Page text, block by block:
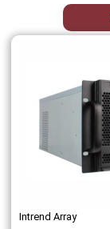
Intrend Array